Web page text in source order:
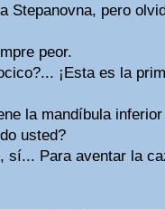
Stepanovna, pero
peor.
¡Esta es la
la mandíbula
usted?
sí... Para aventar la